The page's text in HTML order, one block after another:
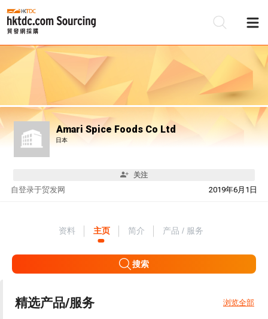
Amari Spice Foods Co Ltd
日本
关注
自 2019年6月1日
登录于贸发网
资料 主页 简介 产品 / 服务
搜索
精选产品/服务 浏览全部